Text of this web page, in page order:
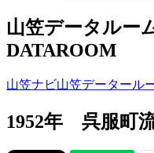
山笠データルー
DATAROOM
山笠ナビ山笠データール
1952年 呉服町